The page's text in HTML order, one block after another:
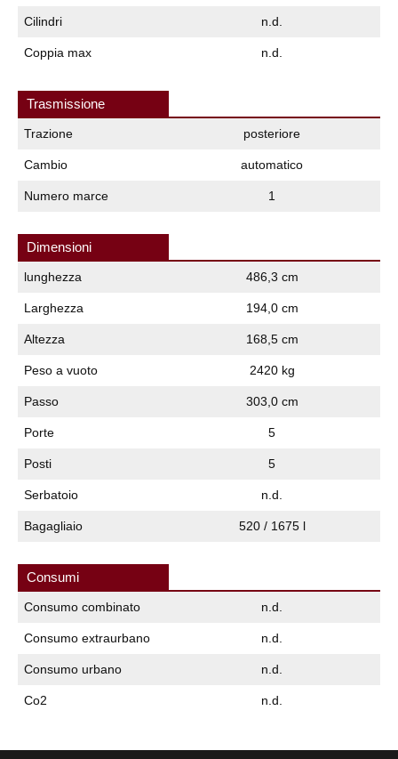
Cilindri n.d.
Coppia max n.d.
Trasmissione
Trazione posteriore
Cambio automatico
Numero marce 1
Dimensioni
lunghezza 486,3 cm
Larghezza 194,0 cm
Altezza 168,5 cm
Peso a vuoto 2420 kg
Passo 303,0 cm
Porte 5
Posti 5
Serbatoio n.d.
Bagagliaio 520 / 1675 l
Consumi
Consumo combinato n.d.
Consumo extraurbano n.d.
Consumo urbano n.d.
Co2 n.d.